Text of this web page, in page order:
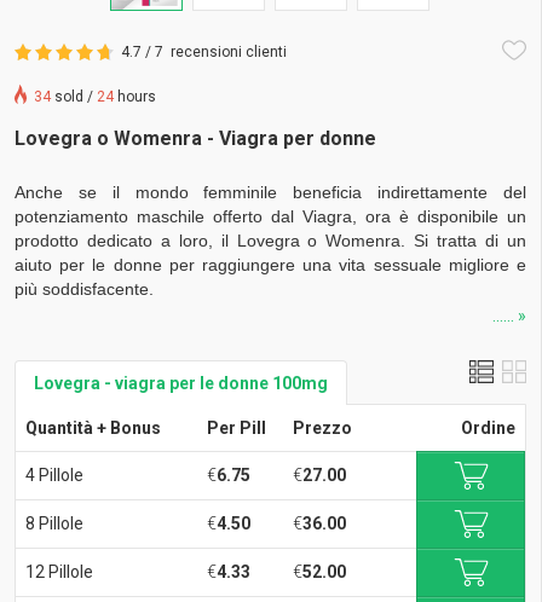
4.7 / 7 recensioni clienti
34sold / 24hours
Lovegra o Womenra - Viagra per donne
Anche se il mondo femminile beneficia indirettamente del
potenziamento maschile offerto dal Viagra, ora è disponibile un
prodotto dedicato a loro, il Lovegra o Womenra. Si tratta di un
aiuto per le donne per raggiungere una vita sessuale migliore e
più soddisfacente.
...... »
Lovegra - viagra per le donne 100mg
Quantità + Bonus Per Pill Prezzo Ordine
4 Pillole €6.75 €27.00
8 Pillole €4.50 €36.00
12 Pillole €4.33 €52.00